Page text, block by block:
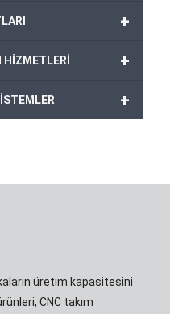
+
+
HİZMETLERİ
+
üretim kapasitesini
CNC takım